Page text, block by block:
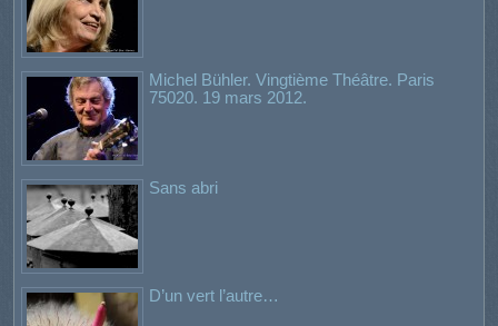
Michel Bühler. Vingtième Théâtre. Paris
75020. 19 mars 2012.
Sans abri
D’un vert l’autre…